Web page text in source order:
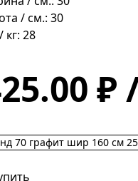
/ см.: 30
кг: 28
70 графит шир 160 см